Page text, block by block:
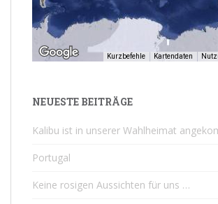
Kurzbefehle Kartendaten
NEUESTE BEITRÄGE
Kalibu ist in unserer Wahlheimat
Portugal
Keine rosigen Aussichten für uns …